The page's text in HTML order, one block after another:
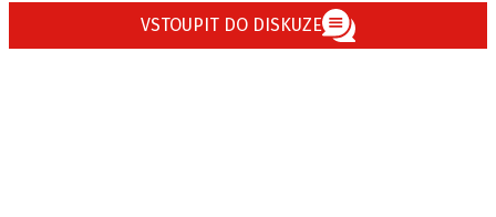
VSTOUPIT DO DISKUZE